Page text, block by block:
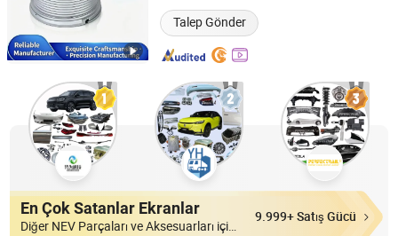
Talep Gönder
En Çok Satanlar Ekranlar
Diğer NEV Parçaları ve Aksesuarları içinde
9.999+ Satış Gücü